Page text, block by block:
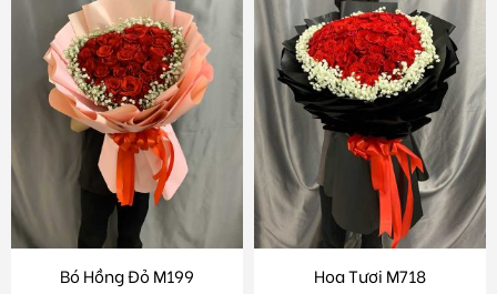
Bó Hồng Đỏ M199 Hoa Tươi M718